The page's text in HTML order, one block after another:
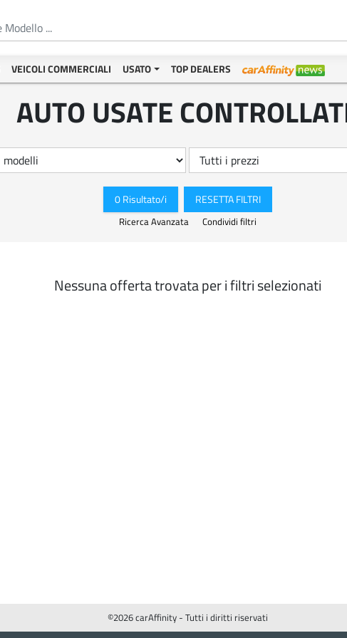
VEICOLI COMMERCIALI USATO TOP DEALERS
AUTO USATE
0 Risultato/i RESETTA FILTRI
Ricerca Avanzata Condividi filtri
Nessuna offerta trovata per i filtri selezionati
©2026 carAffinity - Tutti i diritti riservati